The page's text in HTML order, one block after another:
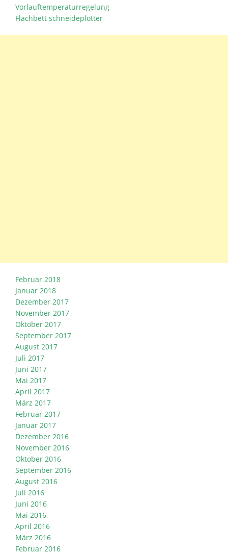
Vorlauftemperaturregelung
Flachbett schneideplotter
Februar 2018
Januar 2018
Dezember 2017
November 2017
Oktober 2017
September 2017
August 2017
Juli 2017
Juni 2017
Mai 2017
April 2017
März 2017
Februar 2017
Januar 2017
Dezember 2016
November 2016
Oktober 2016
September 2016
August 2016
Juli 2016
Juni 2016
Mai 2016
April 2016
März 2016
Februar 2016